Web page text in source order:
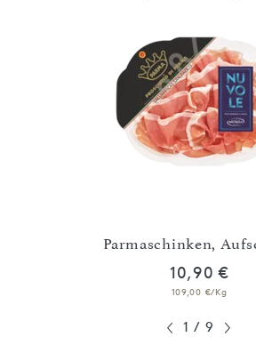
Parmaschinken,
10,90 €
109,00 €/Kg
1 / 9